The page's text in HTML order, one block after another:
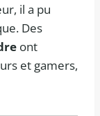
il a pu
Des
ont
et gamers,